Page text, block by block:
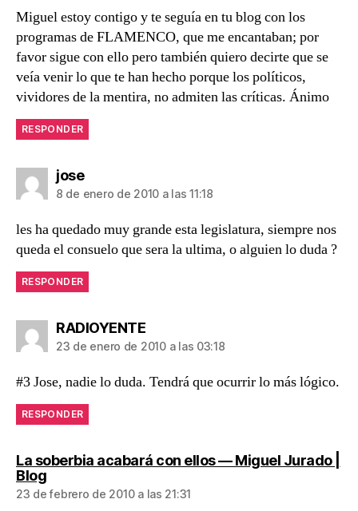
Miguel estoy contigo y te seguía en tu blog con los
programas de FLAMENCO, que me encantaban; por
favor sigue con ello pero también quiero decirte que se
veía venir lo que te han hecho porque los políticos,
vividores de la mentira, no admiten las críticas. Ánimo
RESPONDER
josedice:
8 de enero de 2010 a las 11:18
les ha quedado muy grande esta legislatura, siempre nos
queda el consuelo que sera la ultima, o alguien lo duda ?
RESPONDER
RADIOYENTEdice:
23 de enero de 2010 a las 03:18
#3 Jose, nadie lo duda. Tendrá que ocurrir lo más lógico.
RESPONDER
La soberbia acabará con ellos — Miguel Jurado |
Blogdice:
23 de febrero de 2010 a las 21:31